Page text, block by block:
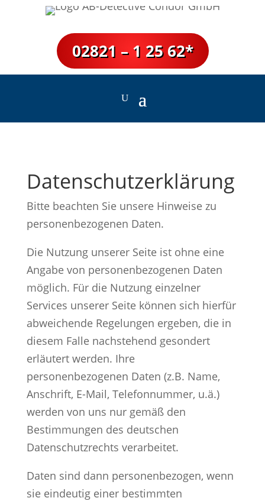
02821 – 1 25 62*
Datenschutz­erklärung­
Bitte beachten Sie unsere Hinweise zu
personenbezogenen Daten.
Die Nutzung unserer Seite ist ohne eine
Angabe von personenbezogenen Daten
möglich. Für die Nutzung einzelner
Services unserer Seite können sich hierfür
abweichende Regelungen ergeben, die in
diesem Falle nachstehend gesondert
erläutert werden. Ihre
personenbezogenen Daten (z.B. Name,
Anschrift, E-Mail, Telefonnummer, u.ä.)
werden von uns nur gemäß den
Bestimmungen des deutschen
Datenschutzrechts verarbeitet.
Daten sind dann personenbezogen, wenn
sie eindeutig einer bestimmten